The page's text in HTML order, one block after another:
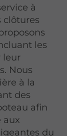
à
clôtures
les
leur
Nous
à la
des
afin
aux
du